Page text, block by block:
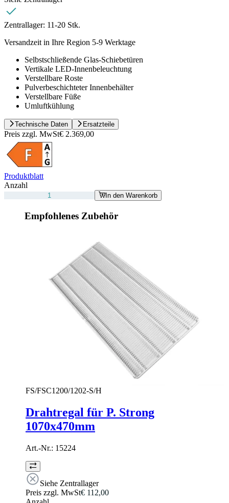
Zentrallager: 11-20 Stk.
Versandzeit in Ihre Region 5-9 Werktage
Selbstschließende Glas-Schiebetüren
Vertikale LED-Innenbeleuchtung
Verstellbare Roste
Pulverbeschichteter Innenbehälter
Verstellbare Füße
Umluftkühlung
Technische Daten Ersatzteile
Preis zzgl. MwSt€ 2.369,00
Produktblatt
Anzahl
In den Warenkorb
Empfohlenes Zubehör
FS/FSC1200/1202-S/H
Drahtregal für P. Strong
1070x470mm
Art.-Nr.: 15224
Siehe Zentrallager
Preis zzgl. MwSt€ 112,00